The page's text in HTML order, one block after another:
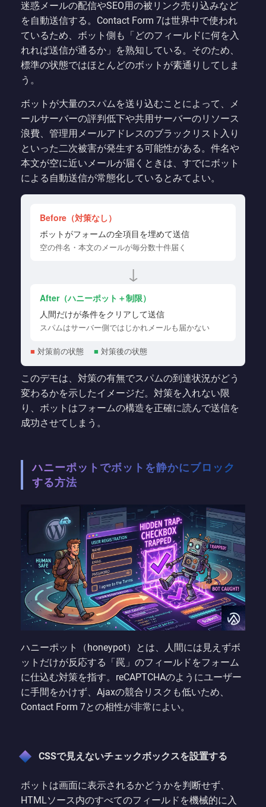
迷惑メールの配信やSEO用の被リンク売り込みなど
を自動送信する。Contact Form 7は世界中で使われ
ているため、ボット側も「どのフィールドに何を入
れれば送信が通るか」を熟知している。そのため、
標準の状態ではほとんどのボットが素通りしてしま
う。
ボットが大量のスパムを送り込むことによって、メ
ールサーバーの評判低下や共用サーバーのリソース
浪費、管理用メールアドレスのブラックリスト入り
といった二次被害が発生する可能性がある。件名や
本文が空に近いメールが届くときは、すでにボット
による自動送信が常態化しているとみてよい。
Before（対策なし）
ボットがフォームの全項目を埋めて送信
空の件名・本文のメールが毎分数十件届く
↓
After（ハニーポット＋制限）
人間だけが条件をクリアして送信
スパムはサーバー側ではじかれメールも届かない
■ 対策前の状態 ■ 対策後の状態
このデモは、対策の有無でスパムの到達状況がどう
変わるかを示したイメージだ。対策を入れない限
り、ボットはフォームの構造を正確に読んで送信を
成功させてしまう。
ハニーポットでボットを静かにブロック
する方法
ハニーポット（honeypot）とは、人間には見えずボ
ットだけが反応する「罠」のフィールドをフォーム
に仕込む対策を指す。reCAPTCHAのようにユーザー
に手間をかけず、Ajaxの競合リスクも低いため、
Contact Form 7との相性が非常によい。
CSSで見えないチェックボックスを設置する
ボットは画面に表示されるかどうかを判断せず、
HTMLソース内のすべてのフィールドを機械的に入